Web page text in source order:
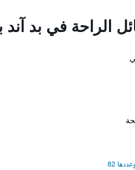
الراحة في بد آند
82